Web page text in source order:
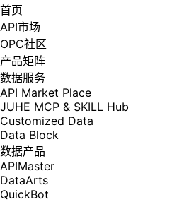
首页
API市场
OPC社区
产品矩阵
数据服务
API Market Place
JUHE MCP & SKILL Hub
Customized Data
Data Block
数据产品
APIMaster
DataArts
QuickBot